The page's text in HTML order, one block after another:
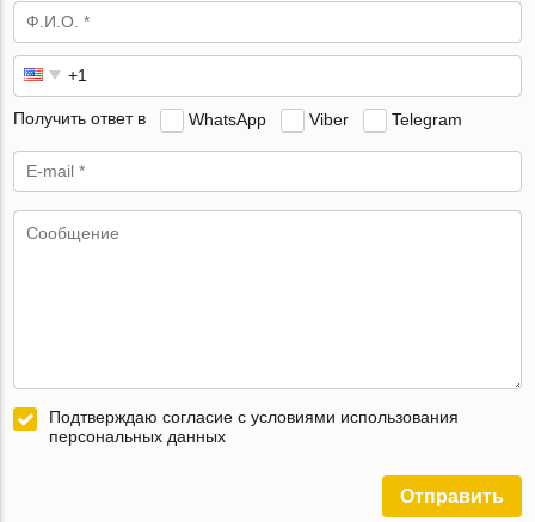
Получить ответ в WhatsApp Viber Telegram
Подтверждаю согласие с условиями использования
персональных данных
Отправить